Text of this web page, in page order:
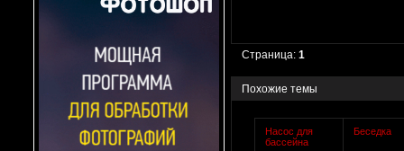
Страница:1
Похожие темы
Насос для
бассейна
Беседка